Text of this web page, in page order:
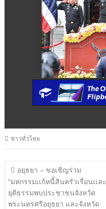
ข่าวทั่วไทย
แนะแนว
เรื่อง
อยุธยา – ขอเชิญร่วม
“มหกรรมเเก้หนี้สินครัวเรือนเเละ
ยุติธรรมพบประชาชนจังหวัด
พระนครศรีอยุธยา และจังหวัด